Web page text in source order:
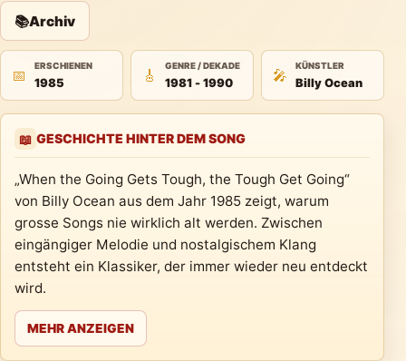
📚Archiv
📅
ERSCHIENEN
1985 🎸
GENRE / DEKADE
1981 - 1990 🎤
KÜNSTLER
Billy Ocean
📖 GESCHICHTE HINTER DEM SONG
„When the Going Gets Tough, the Tough Get Going“
von Billy Ocean aus dem Jahr 1985 zeigt, warum
grosse Songs nie wirklich alt werden. Zwischen
eingängiger Melodie und nostalgischem Klang
entsteht ein Klassiker, der immer wieder neu entdeckt
wird.
MEHR ANZEIGEN